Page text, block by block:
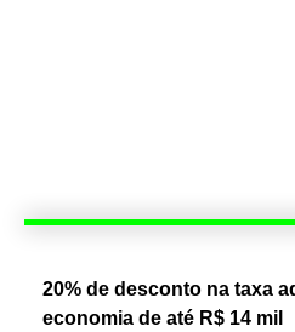
20% de desconto na taxa
economia de até R$ 14 mil